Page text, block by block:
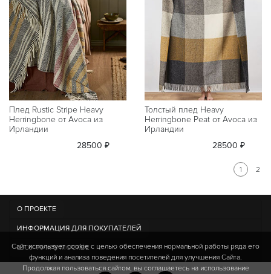
Плед Rustic Stripe Heavy
Herringbone от Avoca из
Ирландии
28500 ₽
Толстый плед Heavy
Herringbone Peat от Avoca из
Ирландии
28500 ₽
1 2
О ПРОЕКТЕ
ИНФОРМАЦИЯ ДЛЯ ПОКУПАТЕЛЕЙ
ШОУ-РУМ В МОСКВЕ
Сайт использует cookie c целью обеспечения нормальной работы ряда его
функций и анализа поведения посетителей для улучшения Сайта.
Продолжая пользоваться сайтом, вы соглашаетесь на использование